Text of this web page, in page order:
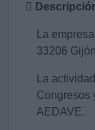
La
33206
La
Congresos
AEDAVE.